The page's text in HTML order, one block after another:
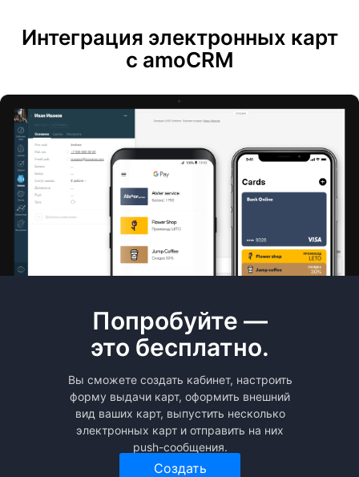
Интеграция электронных карт
с amoCRM
Попробуйте —
это бесплатно.
Вы сможете создать кабинет, настроить
форму выдачи карт, оформить внешний
вид ваших карт, выпустить несколько
электронных карт и отправить на них
push-сообщения.
Создать